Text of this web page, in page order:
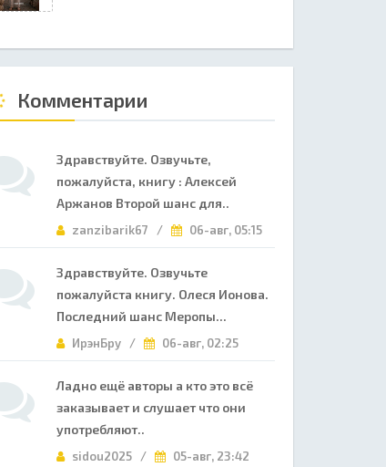
Комментарии
Здравствуйте. Озвучьте,
пожалуйста, книгу : Алексей
Аржанов Второй шанс для..
zanzibarik67 / 06-авг, 05:15
Здравствуйте. Озвучьте
пожалуйста книгу. Олеся Ионова.
Последний шанс Меропы...
ИрэнБру / 06-авг, 02:25
Ладно ещё авторы а кто это всё
заказывает и слушает что они
употребляют..
sidou2025 / 05-авг, 23:42